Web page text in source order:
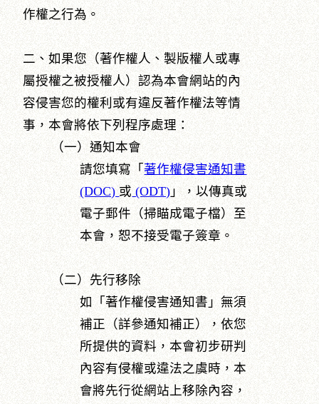
作權之行為。
二、如果您（著作權人、製版權人或專
屬授權之被授權人）認為本會網站的內
容侵害您的權利或有違反著作權法等情
事，本會將依下列程序處理：
（一）通知本會
請您填寫「 著作權侵害通知書
(DOC) 或 (ODT)」，以傳真或
電子郵件（掃瞄成電子檔）至
本會，恕不接受電子簽章。
（二）先行移除
如「著作權侵害通知書」無須
補正（詳參通知補正），依您
所提供的資料，本會初步研判
內容有侵權或違法之虞時，本
會將先行從網站上移除內容，